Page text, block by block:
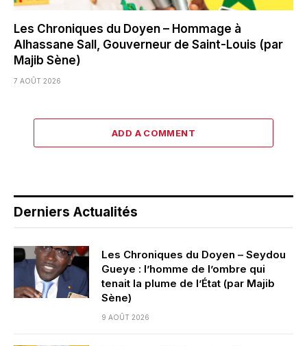
Les Chroniques du Doyen – Hommage à
Alhassane Sall, Gouverneur de Saint-Louis (par
Majib Sène)
7 AOÛT 2026
ADD A COMMENT
Derniers Actualités
Les Chroniques du Doyen – Seydou
Gueye : l’homme de l’ombre qui
tenait la plume de l’État (par Majib
Sène)
9 AOÛT 2026